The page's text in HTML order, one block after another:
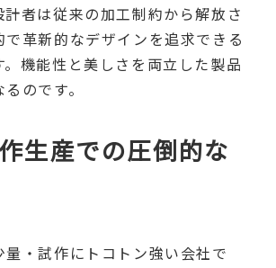
計者は従来の加工制約から解放さ
で革新的なデザインを追求できる
。機能性と美しさを両立した製品
のです。
生産での圧倒的な
量・試作にトコトン強い会社で